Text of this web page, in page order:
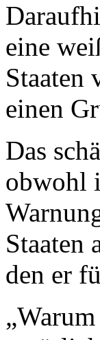
eine
Staaten
einen
Das
obwohl
Staaten
den er